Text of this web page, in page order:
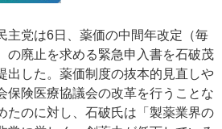
主党は6日、薬価の中間年改定（毎
の廃止を求める緊急申入書を石破茂
出した。薬価制度の抜本的見直しや
保険医療協議会の改革を行うことな
たのに対し、石破氏は「製薬業界の